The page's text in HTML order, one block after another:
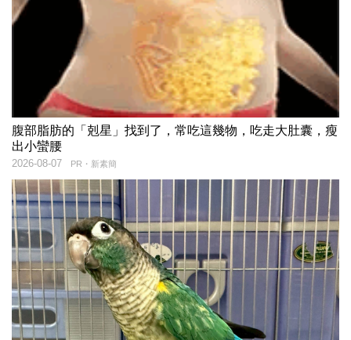
腹部脂肪的「剋星」找到了，常吃這幾物，吃走大肚囊，瘦
出小蠻腰
PR・新素簡
2026-08-07